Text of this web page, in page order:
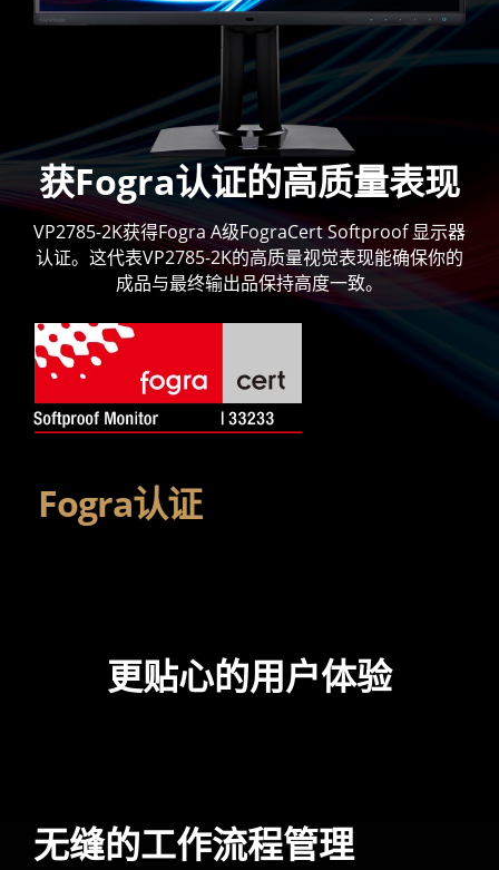
获Fogra认证的高质量表现
VP2785-2K获得Fogra A级FograCert Softproof 显示器
认证。这代表VP2785-2K的高质量视觉表现能确保你的
成品与最终输出品保持高度一致。
Fogra认证
更贴心的用户体验
无缝的工作流程管理